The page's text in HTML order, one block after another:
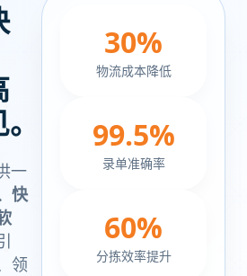
一
快
领
30%
物流成本降低
99.5%
录单准确率
60%
分拣效率提升